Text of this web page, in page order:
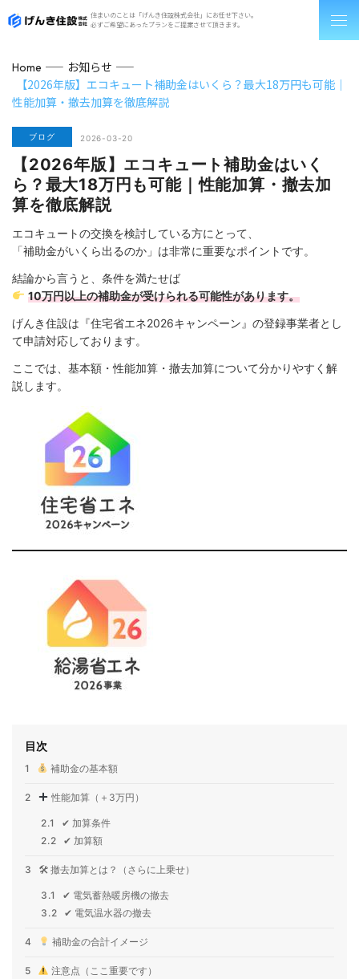
住まいのことは「げんき住設株式会社」にお任せ下さい。
必ずご希望にあったプランをご提案させて頂きます。
Home
お知らせ
【2026年版】エコキュート補助金はいくら？最大18万円も可能｜
性能加算・撤去加算を徹底解説
ブログ 2026-03-20
【2026年版】エコキュート補助金はいく
ら？最大18万円も可能｜性能加算・撤去加
算を徹底解説
エコキュートの交換を検討している方にとって、
「補助金がいくら出るのか」は非常に重要なポイントです。
結論から言うと、条件を満たせば
10万円以上の補助金が受けられる可能性があります。
げんき住設は『住宅省エネ2026キャンペーン』の登録事業者とし
て申請対応しております。
ここでは、基本額・性能加算・撤去加算について分かりやすく解
説します。
目次
1 補助金の基本額
2 性能加算（＋3万円）
2.1
✔ 加算条件
2.2
✔ 加算額
3 🛠 撤去加算とは？（さらに上乗せ）
3.1
✔ 電気蓄熱暖房機の撤去
3.2
✔ 電気温水器の撤去
4 補助金の合計イメージ
5 注意点（ここ重要です）